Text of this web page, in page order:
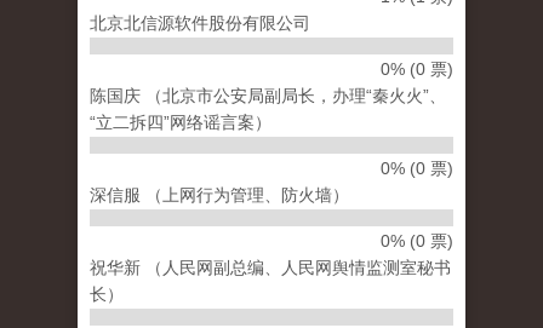
北京北信源软件股份有限公司
0% (0 票)
陈国庆 （北京市公安局副局长，办理“秦火火”、
“立二拆四”网络谣言案）
0% (0 票)
深信服 （上网行为管理、防火墙）
0% (0 票)
祝华新 （人民网副总编、人民网舆情监测室秘书
长）